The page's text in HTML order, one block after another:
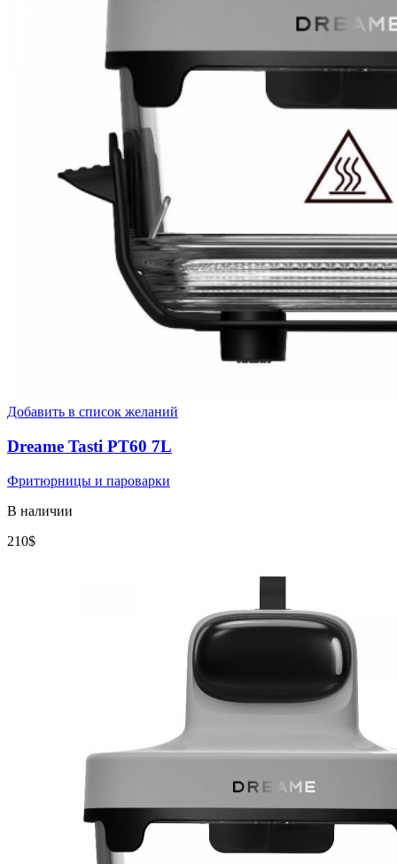
Добавить в список желаний
Dreame Tasti PT60 7L
Фритюрницы и пароварки
В наличии
210$